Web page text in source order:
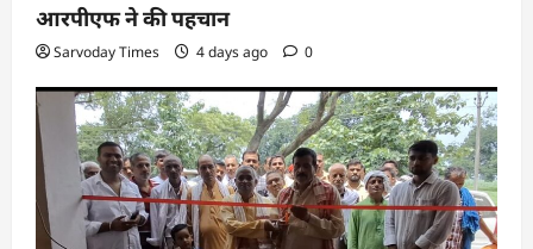
आरपीएफ ने की पहचान
Sarvoday Times 4 days ago 0